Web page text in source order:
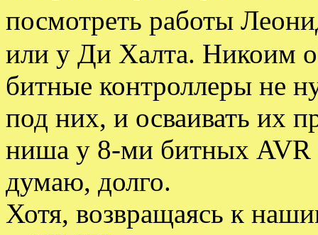
посмотреть работы
или у Ди Халта. Никоим
битные контроллеры не
под них, и осваивать их
ниша у 8-ми битных AVR
думаю, долго.
Хотя, возвращаясь к